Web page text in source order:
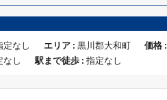
定なし エリア : 黒川郡大和町 価格 :
なし
駅まで徒歩 : 指定なし